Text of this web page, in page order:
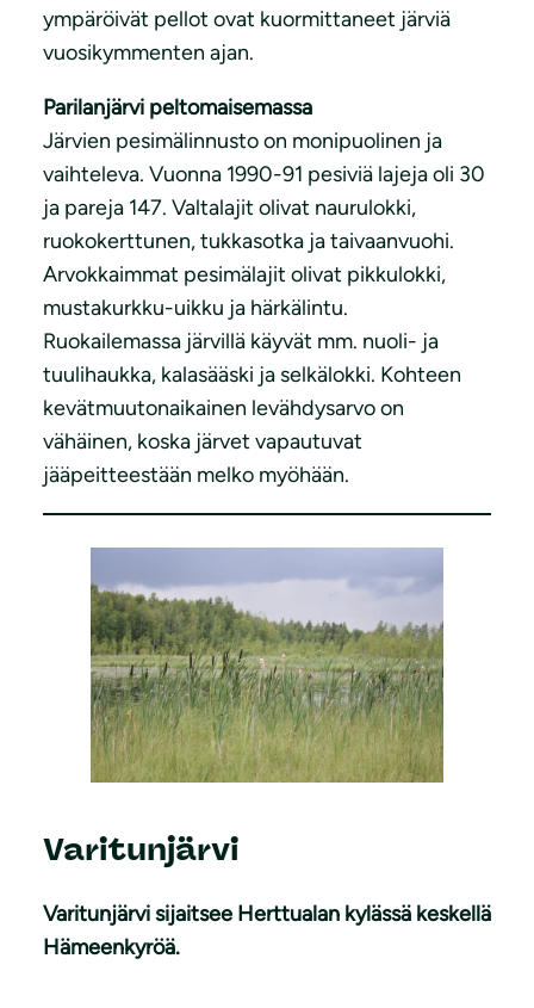
ympäröivät pellot ovat kuormittaneet järviä
vuosikymmenten ajan.
Parilanjärvi peltomaisemassa
Järvien pesimälinnusto on monipuolinen ja
vaihteleva. Vuonna 1990-91 pesiviä lajeja oli 30
ja pareja 147. Valtalajit olivat naurulokki,
ruokokerttunen, tukkasotka ja taivaanvuohi.
Arvokkaimmat pesimälajit olivat pikkulokki,
mustakurkku-uikku ja härkälintu.
Ruokailemassa järvillä käyvät mm. nuoli- ja
tuulihaukka, kalasääski ja selkälokki. Kohteen
kevätmuutonaikainen levähdysarvo on
vähäinen, koska järvet vapautuvat
jääpeitteestään melko myöhään.
Varitunjärvi
Varitunjärvi sijaitsee Herttualan kylässä keskellä
Hämeenkyröä.